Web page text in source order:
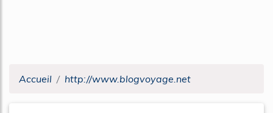
Accueil http://www.blogvoyage.net